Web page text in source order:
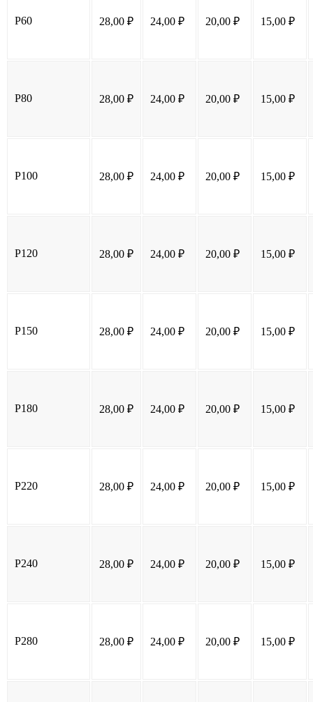
P60 28,00 ₽ 24,00 ₽ 20,00 ₽ 15,00 ₽
P80 28,00 ₽ 24,00 ₽ 20,00 ₽ 15,00 ₽
P100 28,00 ₽ 24,00 ₽ 20,00 ₽ 15,00 ₽
P120 28,00 ₽ 24,00 ₽ 20,00 ₽ 15,00 ₽
P150 28,00 ₽ 24,00 ₽ 20,00 ₽ 15,00 ₽
P180 28,00 ₽ 24,00 ₽ 20,00 ₽ 15,00 ₽
P220 28,00 ₽ 24,00 ₽ 20,00 ₽ 15,00 ₽
P240 28,00 ₽ 24,00 ₽ 20,00 ₽ 15,00 ₽
P280 28,00 ₽ 24,00 ₽ 20,00 ₽ 15,00 ₽